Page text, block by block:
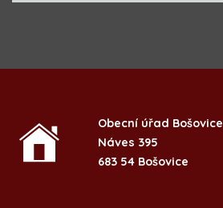
Obecní úřad Bošovice
Náves 395
683 54 Bošovice